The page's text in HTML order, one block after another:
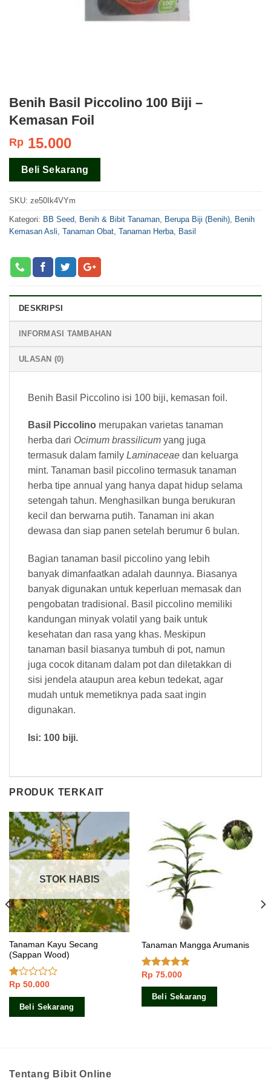
Benih Basil Piccolino 100 Biji –
Kemasan Foil
Rp 15.000
Beli Sekarang
SKU: ze50Ik4VYm
Kategori: BB Seed Benih & Bibit Tanaman Berupa Biji (Benih) Benih
Kemasan Asli Tanaman Obat Tanaman Herba Basil
DESKRIPSI
INFORMASI TAMBAHAN
ULASAN (0)
Benih Basil Piccolino isi 100 biji, kemasan foil.
Basil Piccolino merupakan varietas tanaman
herba dari Ocimum brassilicum yang juga
termasuk dalam family Laminaceae dan keluarga
mint. Tanaman basil piccolino termasuk tanaman
herba tipe annual yang hanya dapat hidup selama
setengah tahun. Menghasilkan bunga berukuran
kecil dan berwarna putih. Tanaman ini akan
dewasa dan siap panen setelah berumur 6 bulan.
Bagian tanaman basil piccolino yang lebih
banyak dimanfaatkan adalah daunnya. Biasanya
banyak digunakan untuk keperluan memasak dan
pengobatan tradisional. Basil piccolino memiliki
kandungan minyak volatil yang baik untuk
kesehatan dan rasa yang khas. Meskipun
tanaman basil biasanya tumbuh di pot, namun
juga cocok ditanam dalam pot dan diletakkan di
sisi jendela ataupun area kebun tedekat, agar
mudah untuk memetiknya pada saat ingin
digunakan.
Isi: 100 biji.
PRODUK TERKAIT
STOK HABIS
Tanaman Kayu Secang
(Sappan Wood)
Dinilai
1.00
dari
5
Rp 50.000
Beli Sekarang
Tanaman Mangga Arumanis
Dinilai
4.50dari 5
Rp 75.000
Beli Sekarang
Tentang Bibit Online